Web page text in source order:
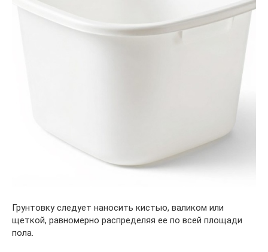
Грунтовку следует наносить кистью, валиком или
щеткой, равномерно распределяя ее по всей площади
пола.